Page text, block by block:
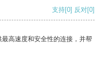
支持[0] 反对[0]
高速度和安全性的连接，并帮